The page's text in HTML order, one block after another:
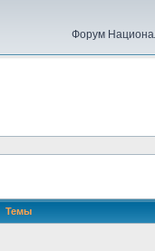
Форум
Темы